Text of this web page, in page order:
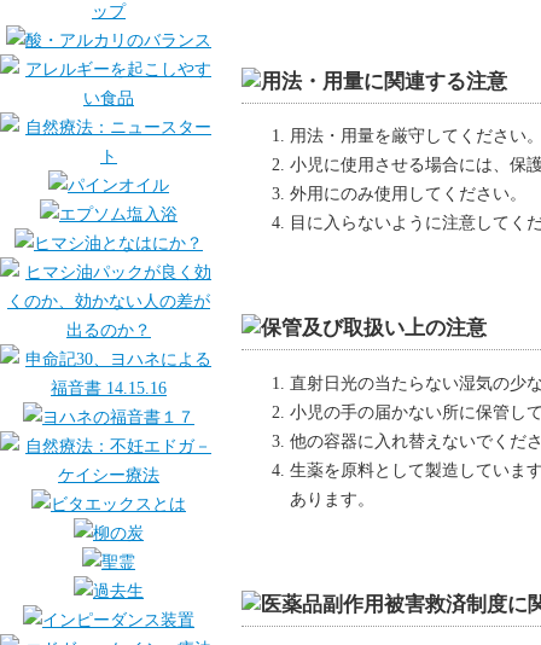
用法・用量を厳守してください
小児に使用させる場合には、保
外用にのみ使用してください。
目に入らないように注意してく
直射日光の当たらない湿気の少
小児の手の届かない所に保管し
他の容器に入れ替えないでくだ
生薬を原料として製造していま
あります。